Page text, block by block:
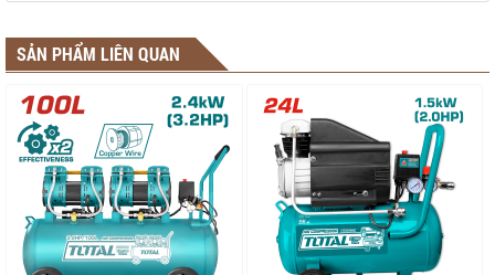
SẢN PHẨM LIÊN QUAN